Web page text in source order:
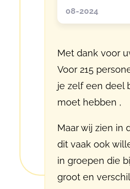
08-2024
Met dank voor
Voor 215
je zelf een deel
moet hebben ,
Maar wij zien in
dit vaak ook
in groepen die
groot en